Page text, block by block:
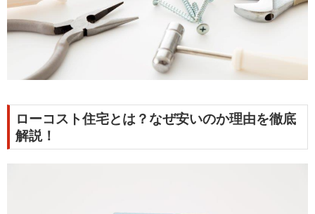
ローコスト住宅とは？なぜ安いのか理由を徹底
解説！